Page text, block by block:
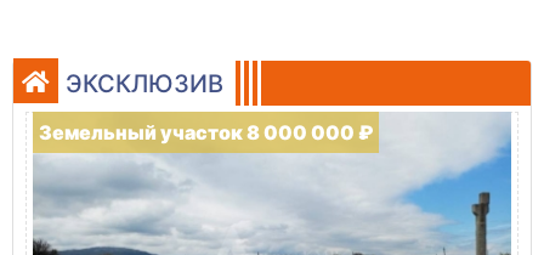
ЭКСКЛЮЗИВ
Земельный участок 8 000 000 ₽